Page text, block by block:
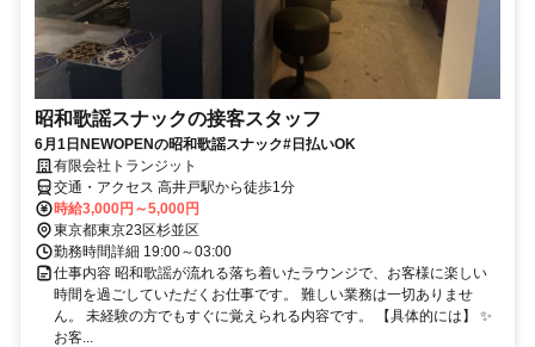
昭和歌謡スナックの接客スタッフ
6月1日NEWOPENの昭和歌謡スナック#日払いOK
有限会社トランジット
交通・アクセス 高井戸駅から徒歩1分
時給3,000円～5,000円
東京都東京23区杉並区
勤務時間詳細 19:00～03:00
仕事内容 昭和歌謡が流れる落ち着いたラウンジで、お客様に楽しい
時間を過ごしていただくお仕事です。 難しい業務は一切ありませ
ん。 未経験の方でもすぐに覚えられる内容です。 【具体的には】 ✨
お客...